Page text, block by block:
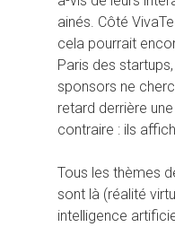
Hit enter to
ainés. Côté
cela pourrait
Paris des
sponsors ne
retard derrière
contraire : ils
Tous les thèmes
sont là (réalité
intelligence